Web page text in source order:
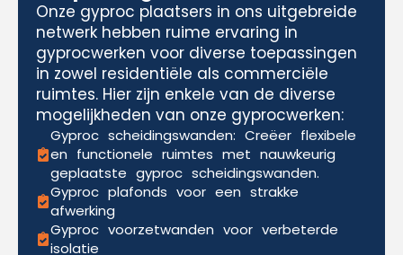
Onze gyproc plaatsers in ons uitgebreide
netwerk hebben ruime ervaring in
gyprocwerken voor diverse toepassingen
in zowel residentiële als commerciële
ruimtes. Hier zijn enkele van de diverse
mogelijkheden van onze gyprocwerken:
Gyproc scheidingswanden: Creëer flexibele
en functionele ruimtes met nauwkeurig
geplaatste gyproc scheidingswanden.
Gyproc plafonds voor een strakke
afwerking
Gyproc voorzetwanden voor verbeterde
isolatie